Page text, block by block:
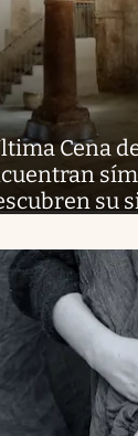
Cena
su